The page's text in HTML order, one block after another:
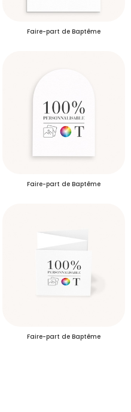
Faire-part de Baptême
Faire-part de Baptême
Faire-part de Baptême